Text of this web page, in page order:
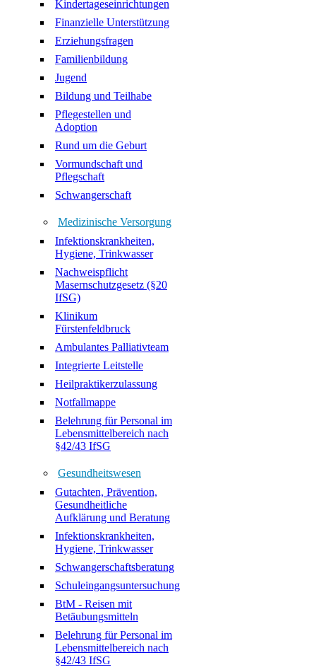
Kindertageseinrichtungen
Finanzielle Unterstützung
Erziehungsfragen
Familienbildung
Jugend
Bildung und Teilhabe
Pflegestellen und
Adoption
Rund um die Geburt
Vormundschaft und
Pflegschaft
Schwangerschaft
Medizinische Versorgung
Infektionskrankheiten,
Hygiene, Trinkwasser
Nachweispflicht
Masernschutzgesetz (§20
IfSG)
Klinikum
Fürstenfeldbruck
Ambulantes Palliativteam
Integrierte Leitstelle
Heilpraktikerzulassung
Notfallmappe
Belehrung für Personal im
Lebensmittelbereich nach
§42/43 IfSG
Gesundheitswesen
Gutachten, Prävention,
Gesundheitliche
Aufklärung und Beratung
Infektionskrankheiten,
Hygiene, Trinkwasser
Schwangerschaftsberatung
Schuleingangsuntersuchung
BtM - Reisen mit
Betäubungsmitteln
Belehrung für Personal im
Lebensmittelbereich nach
§42/43 IfSG